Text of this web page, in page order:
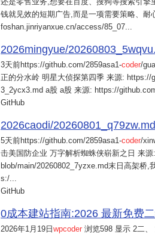
钱就见效的短期广告,而是一项需要策略、耐
foshan.jinriyanxue.cn/access/85_07...
2026mingyue/
3天前https://github.com/2859asa1-coder/
正的分水岭 明星大侦探第四季 来源: https://
3_2ycx3.md a股 a股 来源: https://
GitHub
2026caodi/
5天前https://github.com/2859asa1-coder/
击美国防企业 万字解析蜘蛛侠崭新之日 来
blob/main/20260802_7yzxe.md末日高架桥
s:/...
GitHub
0成本建站指南:2026 最新免费
2026年1月19日wpcoder 浏览598 显示 2二